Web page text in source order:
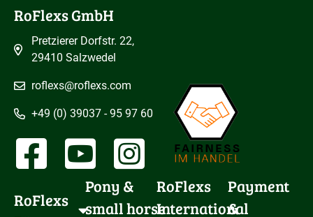
RoFlexs GmbH
Pretzierer Dorfstr. 22,
29410 Salzwedel
roflexs@roflexs.com
+49 (0) 39037 - 95 97 60
RoFlexs
Pony &
small horse
RoFlexs
International
Payment
&